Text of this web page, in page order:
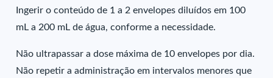
Ingerir o conteúdo de 1 a 2 envelopes diluídos em 100
mL a 200 mL de água, conforme a necessidade.
Não ultrapassar a dose máxima de 10 envelopes por dia.
Não repetir a administração em intervalos menores que